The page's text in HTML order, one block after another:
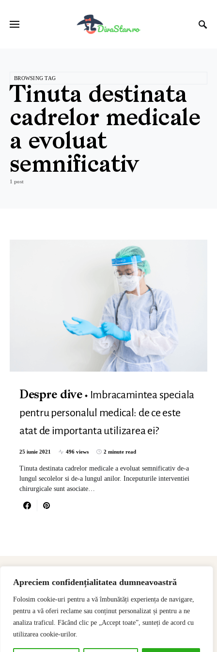
Apreciem confidențialitatea dumneavoastră
Folosim cookie-uri pentru a vă îmbunătăți experiența de navigare,
pentru a vă oferi reclame sau conținut personalizat și pentru a ne
analiza traficul. Făcând clic pe „Accept toate”, sunteți de acord cu
utilizarea cookie-urilor.
BROWSING TAG
Tinuta destinata
cadrelor medicale
a evoluat
semnificativ
1 post
Despre dive
Imbracamintea speciala
pentru personalul medical: de ce este
atat de importanta utilizarea ei?
25 iunie 2021 496 views 2 minute read
Tinuta destinata cadrelor medicale a evoluat semnificativ de-a
lungul secolelor si de-a lungul anilor. Inceputurile interventiei
chirurgicale sunt asociate…